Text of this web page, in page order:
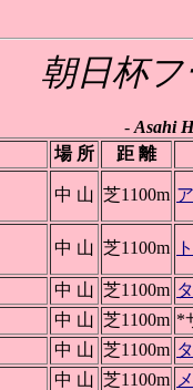
朝日杯
- Asahi
場 所 距 離
中 山 芝1100m
中 山 芝1100m
中 山 芝1100m
中 山 芝1100m *
中 山 芝1100m
中 山 芝1100m